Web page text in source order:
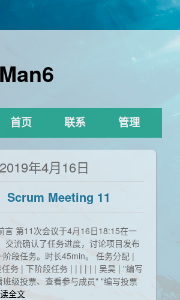
首页 联系 管理
2019年4月16日
Scrum Meeting 11
言 第11次会议于4月16日18:15在一
交流确认了任务进度，讨论项目发布
段任务。时长45min。 任务分配 |
务 | 下阶段任务 | | | | | | 吴昊 | "编写
级投票、查看参与成员" "编写投票
全文